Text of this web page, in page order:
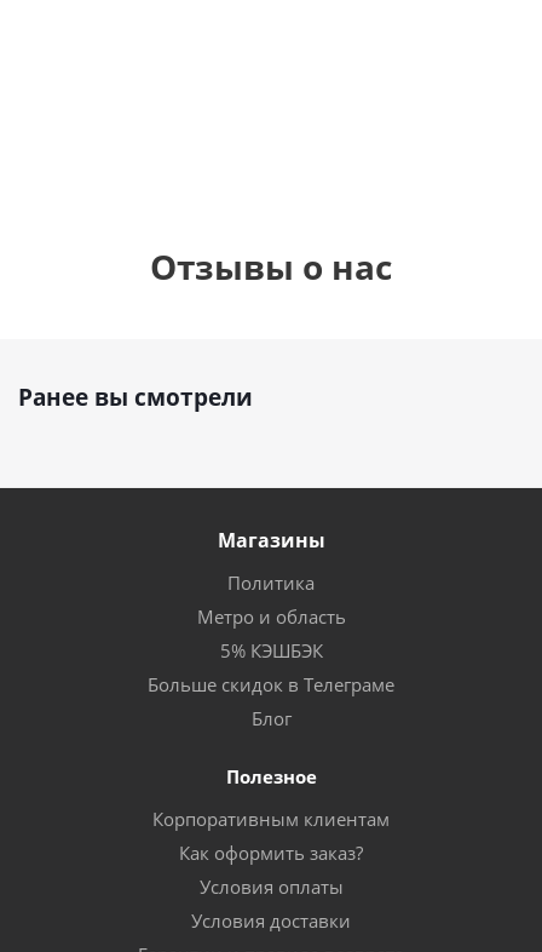
Отзывы о нас
Ранее вы смотрели
Магазины
Политика
Метро и область
5% КЭШБЭК
Больше скидок в Телеграме
Блог
Полезное
Корпоративным клиентам
Как оформить заказ?
Условия оплаты
Условия доставки